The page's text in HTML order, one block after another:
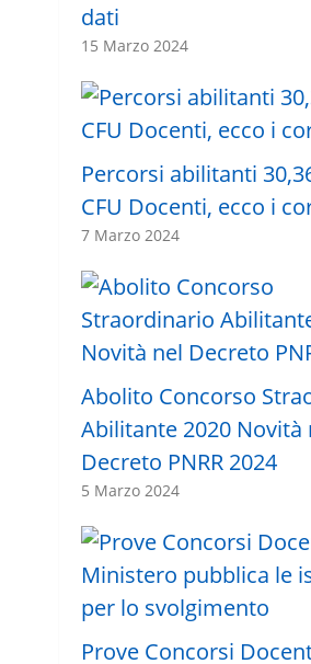
dati
15 Marzo 2024
Percorsi abilitanti
CFU Docenti, ecco i
7 Marzo 2024
Abolito Concorso
Abilitante 2020 Novità
Decreto PNRR 2024
5 Marzo 2024
Prove Concorsi